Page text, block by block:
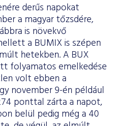
derűs napokat
a magyar tőzsdére,
is növekvő
a BUMIX is szépen
hetekben. A BUX
folyamatos emelkedése
volt ebben a
november 9-én például
ponttal zárta a napot,
belül pedig még a 40